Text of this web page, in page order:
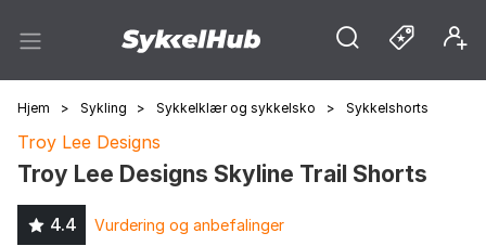
Hjem > Sykling > Sykkelklær og sykkelsko > Sykkelshorts
Troy Lee Designs
Troy Lee Designs Skyline Trail Shorts
4.4 Vurdering og anbefalinger